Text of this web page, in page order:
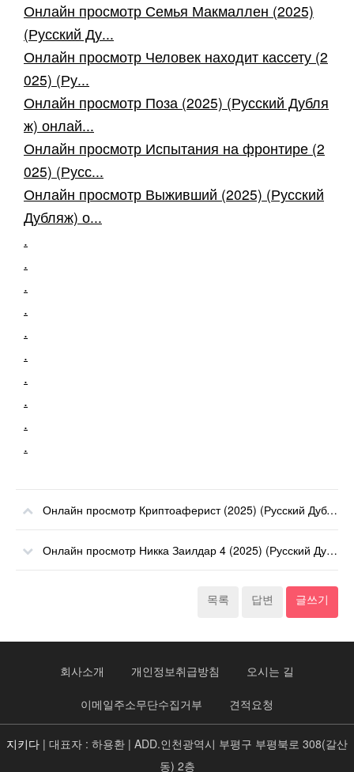
Онлайн просмотр Семья Макмаллен (2025)
(Русский Ду...
Онлайн просмотр Человек находит кассету (2
025) (Ру...
Онлайн просмотр Поза (2025) (Русский Дубля
ж) онлай...
Онлайн просмотр Испытания на фронтире (2
025) (Русс...
Онлайн просмотр Выживший (2025) (Русский
Дубляж) о...
.
.
.
.
.
.
.
.
.
.
Онлайн просмотр Криптоаферист (2025) (Русский Дубляж) онлайн
Онлайн просмотр Никка Заилдар 4 (2025) (Русский Дубляж) онлайн
목록 답변 글쓰기
회사소개 개인정보취급방침 오시는 길
이메일주소무단수집거부 견적요청
지키다 | 대표자 : 하용환 | ADD.인천광역시 부평구 부평북로 308(갈산
동) 2층